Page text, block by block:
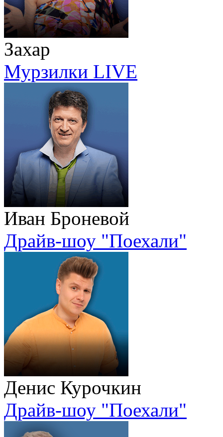
Захар
Мурзилки LIVE
Иван Броневой
Драйв-шоу "Поехали"
Денис Курочкин
Драйв-шоу "Поехали"